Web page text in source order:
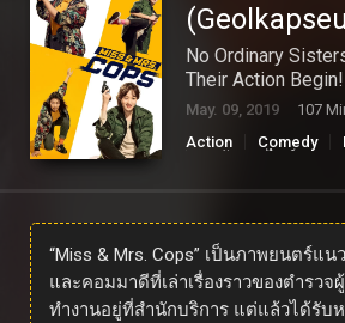
No Ordinary
Their Action Begin!
May. 09, 2019
107
Action
Comedy
“Miss & Mrs. Cops” เป็นภาพยนตร์แ
และคอมมาดีที่เล่าเรื่องราวของตำรว
ทำงานอยู่ที่สำนักบริการ แต่แล้วได้รับ